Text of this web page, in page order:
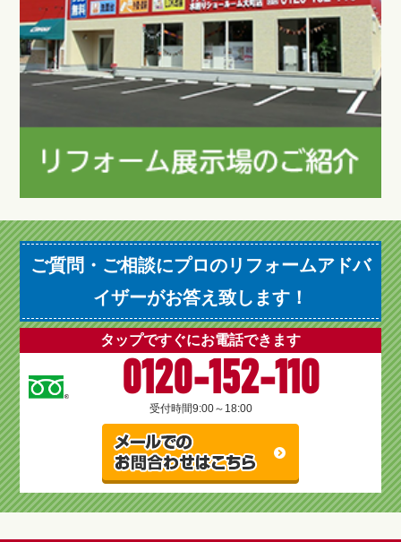
ご質問・ご相談にプロのリフォームアドバ
イザーがお答え致します！
タップですぐにお電話できます
0120-152-110
受付時間9:00～18:00